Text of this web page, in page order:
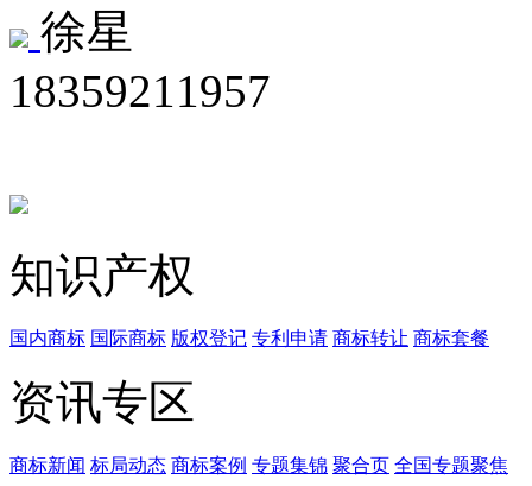
徐星
18359211957
知识产权
国内商标 国际商标 版权登记 专利申请 商标转让 商标套餐
资讯专区
商标新闻 标局动态 商标案例 专题集锦 聚合页 全国专题聚焦